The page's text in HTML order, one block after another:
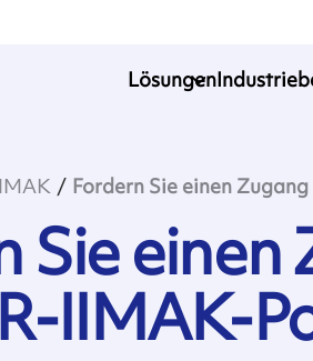
Lösungen
Fordern Sie einen
Sie
IIMAK-